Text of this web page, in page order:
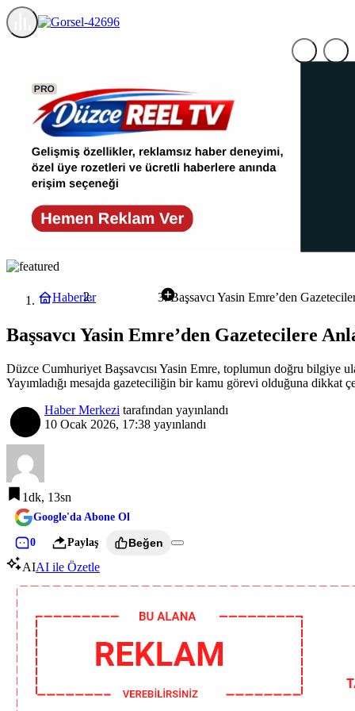
Haberler Başsavcı Yasin Emre’den
Başsavcı Yasin Emre’den Gazetecilere
Düzce Cumhuriyet Başsavcısı Yasin Emre, toplumun doğru bilgiye
Yayımladığı mesajda gazeteciliğin bir kamu görevi olduğuna dikkat
Haber Merkezi tarafından yayınlandı
10 Ocak 2026, 17:38 yayınlandı
1dk, 13sn
Google'da Abone Ol
0 Paylaş Beğen
AIAI ile Özetle